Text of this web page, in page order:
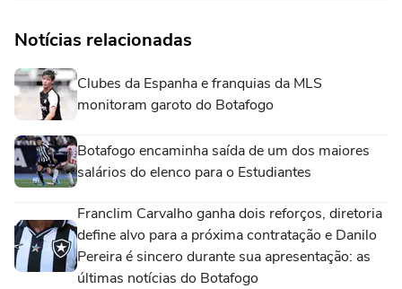
Notícias relacionadas
Clubes da Espanha e franquias da MLS
monitoram garoto do Botafogo
Botafogo encaminha saída de um dos maiores
salários do elenco para o Estudiantes
Franclim Carvalho ganha dois reforços, diretoria
define alvo para a próxima contratação e Danilo
Pereira é sincero durante sua apresentação: as
últimas notícias do Botafogo